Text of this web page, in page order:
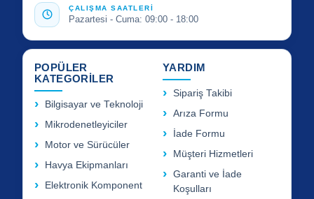
ÇALIŞMA SAATLERİ
Pazartesi - Cuma: 09:00 - 18:00
POPÜLER
KATEGORİLER
Bilgisayar ve Teknoloji
Mikrodenetleyiciler
Motor ve Sürücüler
Havya Ekipmanları
Elektronik Komponent
YARDIM
Sipariş Takibi
Arıza Formu
İade Formu
Müşteri Hizmetleri
Garanti ve İade
Koşulları